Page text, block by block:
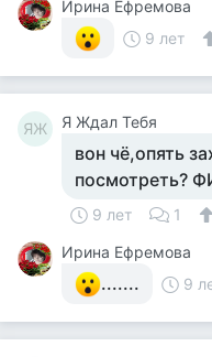
Ирина Ефремова
9 лет
ЯЖ Я Ждал Тебя
вон чё,опять
посмотреть?
9 лет 1
Ирина Ефремова
....... 9